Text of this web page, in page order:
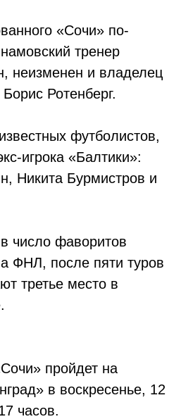
«Сочи» по-
тренер
неизменен и владелец
Ротенберг.
футболистов,
игрока «Балтики»:
Никита Бурмистров и
число фаворитов
ФНЛ, после пяти туров
третье место в
пройдет на
в воскресенье, 12
часов.